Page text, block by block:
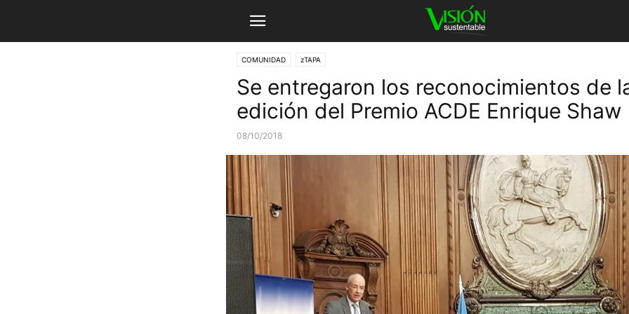
COMUNIDAD zTAPA
Se entregaron los reconocimientos de
edición del Premio ACDE Enrique Shaw
08/10/2018